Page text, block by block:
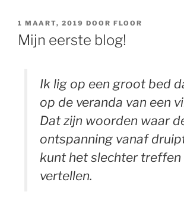
GEPLAATST
OP
1 MAART, 2019 DOOR FLOOR
Mijn eerste blog!
Ik lig op een groot bed
op de veranda van een
Dat zijn woorden waar
ontspanning vanaf
kunt het slechter treffen
vertellen.